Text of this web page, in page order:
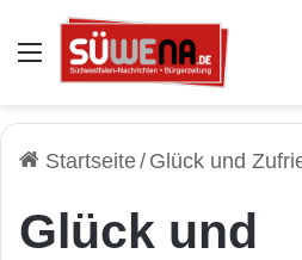
Auswahl
Startseite/ Glück und
Glück und